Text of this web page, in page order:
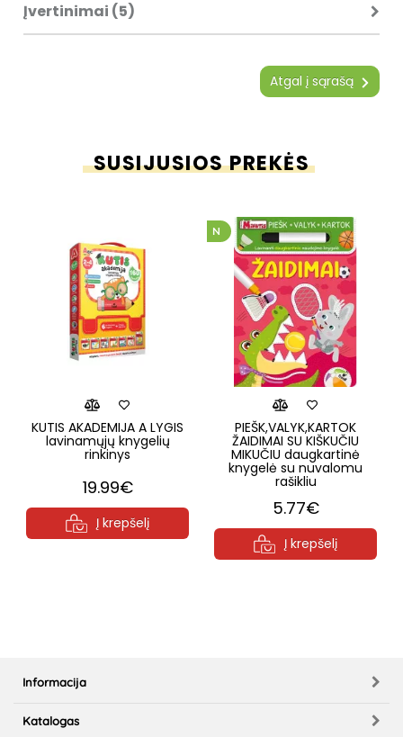
Įvertinimai (5)
Atgal į sąrašą
SUSIJUSIOS PREKĖS
KUTIS AKADEMIJA A LYGIS
lavinamųjų knygelių
rinkinys
19.99€
Į krepšelį
PIEŠK,VALYK,KARTOK
ŽAIDIMAI SU KIŠKUČIU
MIKUČIU daugkartinė
knygelė su nuvalomu
rašikliu
5.77€
Į krepšelį
Informacija
Katalogas